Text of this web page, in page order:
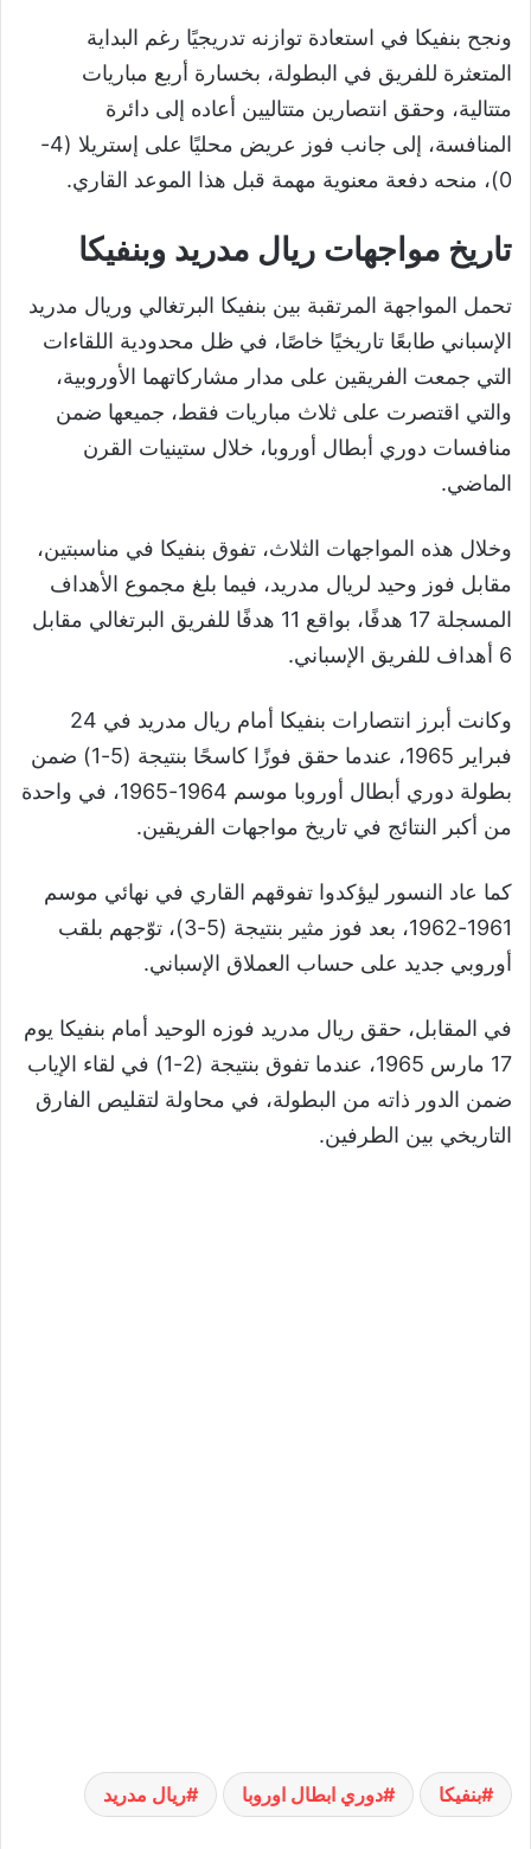
ونجح بنفيكا في استعادة توازنه تدريجيًا رغم البداية
المتعثرة للفريق في البطولة، بخسارة أربع مباريات
متتالية، وحقق انتصارين متتاليين أعاده إلى دائرة
المنافسة، إلى جانب فوز عريض محليًا على إستريلا (4-
0)، منحه دفعة معنوية مهمة قبل هذا الموعد القاري.
تاريخ مواجهات ريال مدريد وبنفيكا
تحمل المواجهة المرتقبة بين بنفيكا البرتغالي وريال مدريد
الإسباني طابعًا تاريخيًا خاصًا، في ظل محدودية اللقاءات
التي جمعت الفريقين على مدار مشاركاتهما الأوروبية،
والتي اقتصرت على ثلاث مباريات فقط، جميعها ضمن
منافسات دوري أبطال أوروبا، خلال ستينيات القرن
الماضي.
وخلال هذه المواجهات الثلاث، تفوق بنفيكا في مناسبتين،
مقابل فوز وحيد لريال مدريد، فيما بلغ مجموع الأهداف
المسجلة 17 هدفًا، بواقع 11 هدفًا للفريق البرتغالي مقابل
6 أهداف للفريق الإسباني.
وكانت أبرز انتصارات بنفيكا أمام ريال مدريد في 24
فبراير 1965، عندما حقق فوزًا كاسحًا بنتيجة (5-1) ضمن
بطولة دوري أبطال أوروبا موسم 1964-1965، في واحدة
من أكبر النتائج في تاريخ مواجهات الفريقين.
كما عاد النسور ليؤكدوا تفوقهم القاري في نهائي موسم
1961-1962، بعد فوز مثير بنتيجة (5-3)، توّجهم بلقب
أوروبي جديد على حساب العملاق الإسباني.
في المقابل، حقق ريال مدريد فوزه الوحيد أمام بنفيكا يوم
17 مارس 1965، عندما تفوق بنتيجة (2-1) في لقاء الإياب
ضمن الدور ذاته من البطولة، في محاولة لتقليص الفارق
التاريخي بين الطرفين.
بنفيكا دوري ابطال اوروبا ريال مدريد